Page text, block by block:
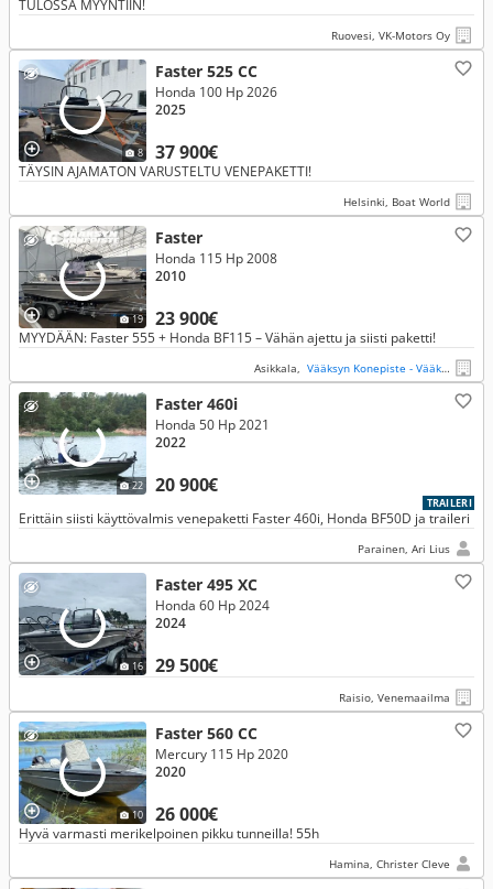
TULOSSA MYYNTIIN!
Ruovesi, VK-Motors Oy
8
Faster 525 CC
37 900€
Honda 100 Hp 2026
2025
TÄYSIN AJAMATON VARUSTELTU VENEPAKETTI!
Helsinki, Boat World
19
Faster
23 900€
Honda 115 Hp 2008
2010
MYYDÄÄN: Faster 555 + Honda BF115 – Vähän ajettu ja siisti paketti!
Asikkala, Vääksyn Konepiste - Vääksy
22
Faster 460i
20 900€
Honda 50 Hp 2021
2022
TRAILERI
Erittäin siisti käyttövalmis venepaketti Faster 460i, Honda BF50D ja traileri
Parainen, Ari Lius
16
Faster 495 XC
29 500€
Honda 60 Hp 2024
2024
Raisio, Venemaailma
10
Faster 560 CC
26 000€
Mercury 115 Hp 2020
2020
Hyvä varmasti merikelpoinen pikku tunneilla! 55h
Hamina, Christer Cleve